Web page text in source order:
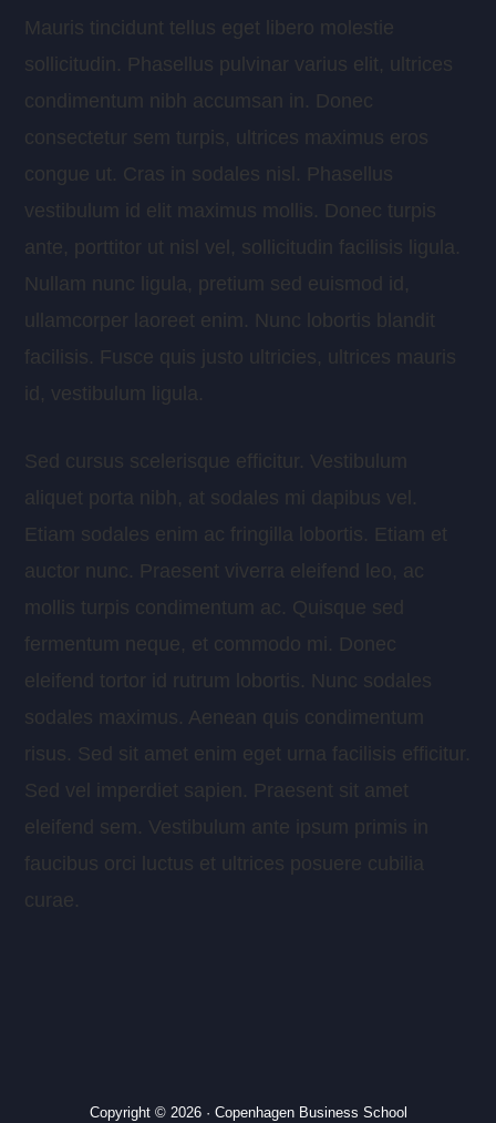
Mauris tincidunt tellus eget libero molestie
sollicitudin. Phasellus pulvinar varius elit, ultrices
condimentum nibh accumsan in. Donec
consectetur sem turpis, ultrices maximus eros
congue ut. Cras in sodales nisl. Phasellus
vestibulum id elit maximus mollis. Donec turpis
ante, porttitor ut nisl vel, sollicitudin facilisis ligula.
Nullam nunc ligula, pretium sed euismod id,
ullamcorper laoreet enim. Nunc lobortis blandit
facilisis. Fusce quis justo ultricies, ultrices mauris
id, vestibulum ligula.
Sed cursus scelerisque efficitur. Vestibulum
aliquet porta nibh, at sodales mi dapibus vel.
Etiam sodales enim ac fringilla lobortis. Etiam et
auctor nunc. Praesent viverra eleifend leo, ac
mollis turpis condimentum ac. Quisque sed
fermentum neque, et commodo mi. Donec
eleifend tortor id rutrum lobortis. Nunc sodales
sodales maximus. Aenean quis condimentum
risus. Sed sit amet enim eget urna facilisis efficitur.
Sed vel imperdiet sapien. Praesent sit amet
eleifend sem. Vestibulum ante ipsum primis in
faucibus orci luctus et ultrices posuere cubilia
curae.
Copyright © 2026 · Copenhagen Business School